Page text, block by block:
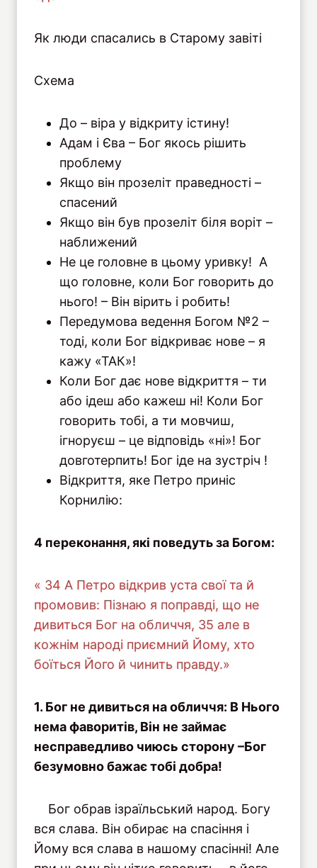
Як люди спасались в Старому завіті
Схема
До – віра у відкриту істину!
Адам і Єва – Бог якось рішить
проблему
Якщо він прозеліт праведності –
спасений
Якщо він був прозеліт біля воріт –
наближений
Не це головне в цьому уривку! А
що головне, коли Бог говорить до
нього! – Він вірить і робить!
Передумова ведення Богом №2 –
тоді, коли Бог відкриває нове – я
кажу «ТАК»!
Коли Бог дає нове відкриття – ти
або ідеш або кажеш ні! Коли Бог
говорить тобі, а ти мовчиш,
ігноруєш – це відповідь «ні»! Бог
довготерпить! Бог іде на зустріч !
Відкриття, яке Петро приніс
Корнилію:
4 переконання, які поведуть за Богом:
« 34 А Петро відкрив уста свої та й
промовив: Пізнаю я поправді, що не
дивиться Бог на обличчя, 35 але в
кожнім народі приємний Йому, хто
боїться Його й чинить правду.»
1. Бог не дивиться на обличчя: В Нього
нема фаворитів, Він не займає
несправедливо чиюсь сторону –Бог
безумовно бажає тобі добра!
Бог обрав ізраїльський народ. Богу
вся слава. Він обирає на спасіння і
Йому вся слава в нашому спасінні! Але